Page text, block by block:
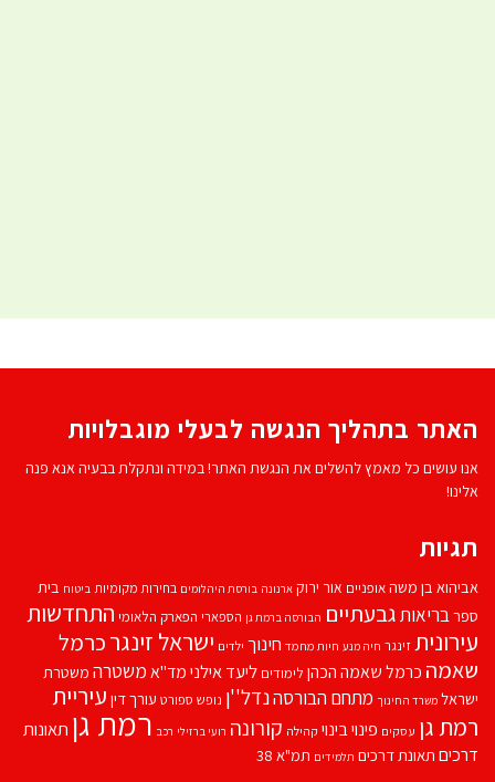
האתר בתהליך הנגשה לבעלי מוגבלויות
אנו עושים כל מאמץ להשלים את הנגשת האתר! במידה ונתקלת בבעיה אנא פנה
אלינו!
תגיות
אביהוא בן משהאופניים אור ירוק ארנונה בורסת היהלומים בחירות מקומיות ביטוח בית
ספרבריאותגבעתיים הבורסה ברמת גן הספארי הפארק הלאומי התחדשות
עירוניתזינגר חיה מנע חיות מחמד חינוך ילדים ישראל זינגרכרמל
שאמה כרמל שאמה הכהן לימודים ליעד אילנימד''אמשטרה משטרת
ישראל משרד החינוך מתחם הבורסהנדל''ן נופש ספורט עורך דין עיריית
רמת גן עסקים פינוי בינוי קהילה קורונה רועי ברזילי רכב רמת גן תאונות
דרכים תאונת דרכים תלמידים תמ"א 38